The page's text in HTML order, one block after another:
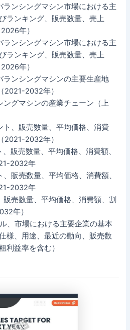
ンシングマシン市場における主
ランキング、販売数量、売上
年）
ンシングマシン市場における主
ランキング、販売数量、売上
年）
ンシングマシンの主要生産地
2021-2032年）
グマシンの産業チェーン（上
、販売数量、平均価格、消費
2021-2032年）
販売数量、平均価格、消費額、
2032年
販売数量、平均価格、消費額、
2032年
売数量、平均価格、消費額、割
年）
、市場における主要企業の基本
様、用途、最近の動向、販売数
利益率を含む）